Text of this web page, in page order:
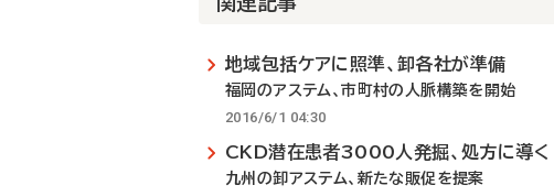
地域包括ケアに照準、卸各社が準備
福岡のアステム、市町村の人脈構築を開始
2016/6/1 04:30
CKD潜在患者3000人発掘、処方に導く
九州の卸アステム、新たな販促を提案